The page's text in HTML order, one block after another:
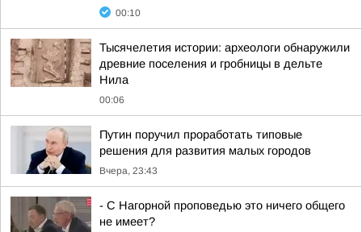
00:10
Тысячелетия истории: археологи обнаружили
древние поселения и гробницы в дельте
Нила
00:06
Путин поручил проработать типовые
решения для развития малых городов
Вчера, 23:43
- С Нагорной проповедью это ничего общего
не имеет?